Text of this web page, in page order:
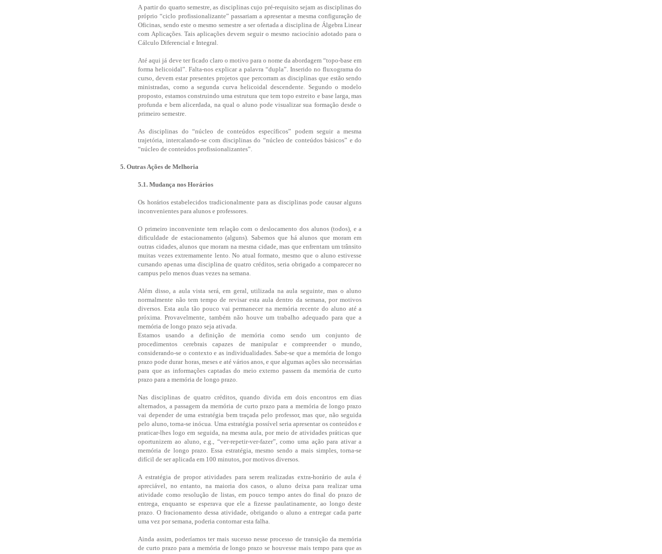
A partir do quarto semestre, as disciplinas cujo pré-requisito sejam as disciplinas do
próprio “ciclo profissionalizante” passariam a apresentar a mesma configuração de
Oficinas, sendo este o mesmo semestre a ser ofertada a disciplina de Álgebra Linear
com Aplicações. Tais aplicações devem seguir o mesmo raciocínio adotado para o
Cálculo Diferencial e Integral.
Até aqui já deve ter ficado claro o motivo para o nome da abordagem “topo-base em
forma helicoidal”. Falta-nos explicar a palavra “dupla”. Inserido no fluxograma do
curso, devem estar presentes projetos que percorram as disciplinas que estão sendo
ministradas, como a segunda curva helicoidal descendente. Segundo o modelo
proposto, estamos construindo uma estrutura que tem topo estreito e base larga, mas
profunda e bem alicerdada, na qual o aluno pode visualizar sua formação desde o
primeiro semestre.
As disciplinas do “núcleo de conteúdos específicos” podem seguir a mesma
trajetória, intercalando-se com disciplinas do “núcleo de conteúdos básicos” e do
“núcleo de conteúdos profissionalizantes”.
5. Outras Ações de Melhoria
5.1. Mudança nos Horários
Os horários estabelecidos tradicionalmente para as disciplinas pode causar alguns
inconvenientes para alunos e professores.
O primeiro inconveninte tem relação com o deslocamento dos alunos (todos), e a
dificuldade de estacionamento (alguns). Sabemos que há alunos que moram em
outras cidades, alunos que moram na mesma cidade, mas que enfrentam um trânsito
muitas vezes extremamente lento. No atual formato, mesmo que o aluno estivesse
cursando apenas uma disciplina de quatro créditos, seria obrigado a comparecer no
campus pelo menos duas vezes na semana.
Além disso, a aula vista será, em geral, utilizada na aula seguinte, mas o aluno
normalmente não tem tempo de revisar esta aula dentro da semana, por motivos
diversos. Esta aula tão pouco vai permanecer na memória recente do aluno até a
próxima. Provavelmente, também não houve um trabalho adequado para que a
memória de longo prazo seja ativada.
Estamos usando a definição de memória como sendo um conjunto de
procedimentos cerebrais capazes de manipular e compreender o mundo,
considerando-se o contexto e as individualidades. Sabe-se que a memória de longo
prazo pode durar horas, meses e até vários anos, e que algumas ações são necessárias
para que as informações captadas do meio externo passem da memória de curto
prazo para a memória de longo prazo.
Nas disciplinas de quatro créditos, quando divida em dois encontros em dias
alternados, a passagem da memória de curto prazo para a memória de longo prazo
vai depender de uma estratégia bem traçada pelo professor, mas que, não seguida
pelo aluno, torna-se inócua. Uma estratégia possível seria apresentar os conteúdos e
praticar-lhes logo em seguida, na mesma aula, por meio de atividades práticas que
oportunizem ao aluno, e.g., “ver-repetir-ver-fazer”, como uma ação para ativar a
memória de longo prazo. Essa estratégia, mesmo sendo a mais simples, torna-se
difícil de ser aplicada em 100 minutos, por motivos diversos.
A estratégia de propor atividades para serem realizadas extra-horário de aula é
apreciável, no entanto, na maioria dos casos, o aluno deixa para realizar uma
atividade como resolução de listas, em pouco tempo antes do final do prazo de
entrega, enquanto se esperava que ele a fizesse paulatinamente, ao longo deste
prazo. O fracionamento dessa atividade, obrigando o aluno a entregar cada parte
uma vez por semana, poderia contornar esta falha.
Ainda assim, poderíamos ter mais sucesso nesse processo de transição da memória
de curto prazo para a memória de longo prazo se houvesse mais tempo para que as